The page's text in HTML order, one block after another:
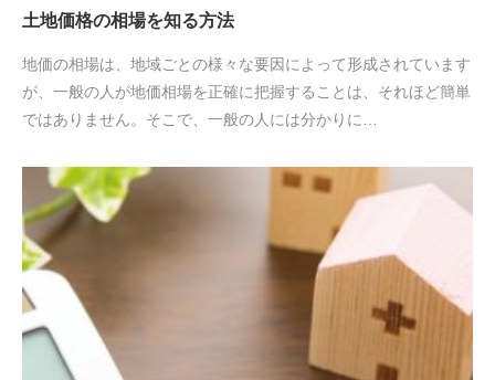
土地価格の相場を知る方法
地価の相場は、地域ごとの様々な要因によって形成されています
が、一般の人が地価相場を正確に把握することは、それほど簡単
ではありません。そこで、一般の人には分かりに…